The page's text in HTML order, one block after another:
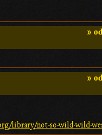
»
»
library/not-so-wild-wild-